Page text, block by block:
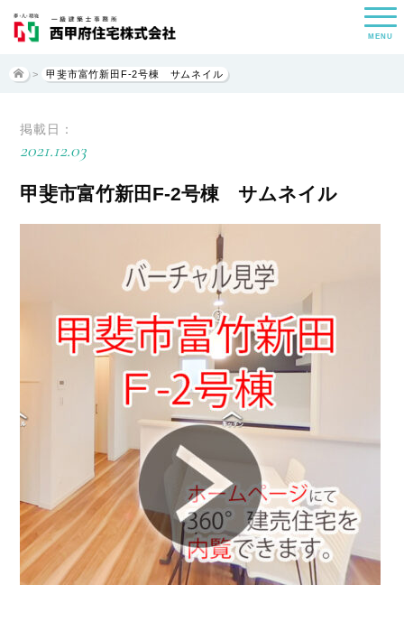
MENU
> 甲斐市富竹新田F-2号棟 サムネイル
掲載日：
2021.12.03
甲斐市富竹新田F-2号棟 サムネイル